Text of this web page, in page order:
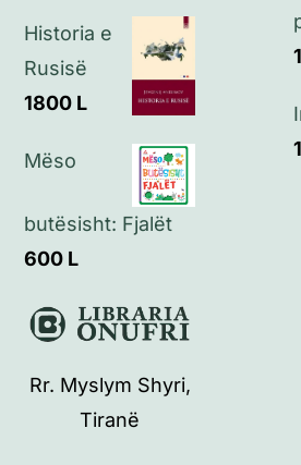
Historia e
Rusisë
1800 L
Mëso
butësisht: Fjalët
600 L
Rr. Myslym Shyri,
Tiranë